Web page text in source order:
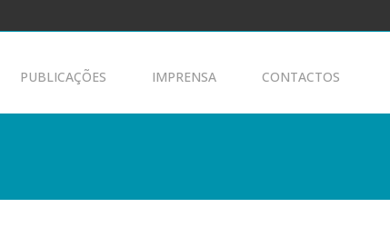
PUBLICAÇÕES IMPRENSA CONTACTOS